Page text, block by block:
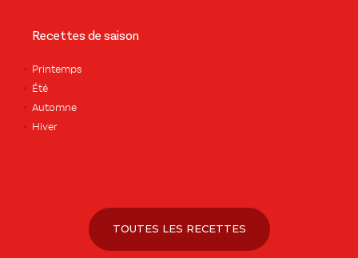
Recettes de saison
Printemps
Été
Automne
Hiver
TOUTES LES RECETTES